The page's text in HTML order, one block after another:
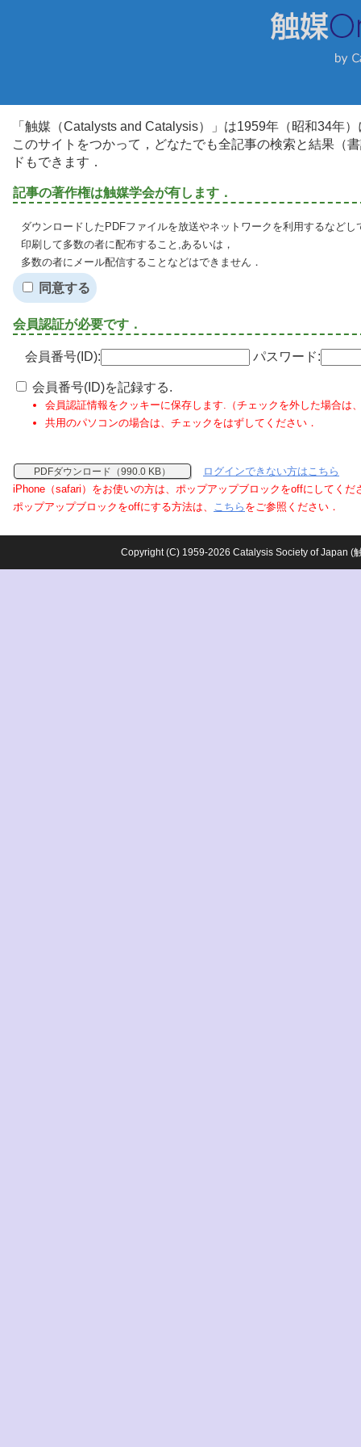
「触媒（Catalysts and Catalysis）」は1959年（昭和34年
このサイトをつかって，どなたでも全記事の検索と結果（
ドもできます．
記事の著作権は触媒学会が有します．
ダウンロードしたPDFファイルを放送やネットワークを利用するなど
印刷して多数の者に配布すること,あるいは，
多数の者にメール配信することなどはできません．
同意する
会員認証が必要です．
会員番号(ID): パスワード:
会員番号(ID)を記録する.
会員認証情報をクッキーに保存します.（チェックを外した場合は
共用のパソコンの場合は、チェックをはずしてください．
PDFダウンロード（990.0 KB）
ログインできない方はこちら
iPhone（safari）をお使いの方は、ポップアップブロックをoffにしてくだ
ポップアップブロックをoffにする方法は、 こちら をご参照ください．
Copyright (C) 1959-2026 Catalysis Society of Japan (